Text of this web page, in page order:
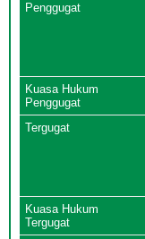
Penggugat
Kuasa Hukum
Penggugat
Tergugat
Kuasa Hukum
Tergugat